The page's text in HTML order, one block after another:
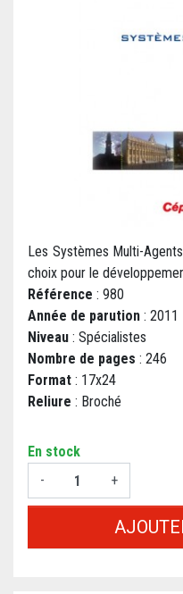
Les Systèmes Multi-
choix pour le
Référence : 980
Année de parution : 2011
Niveau : Spécialistes
Nombre de pages : 246
Format : 17x24
Reliure : Broché
En stock
-
+